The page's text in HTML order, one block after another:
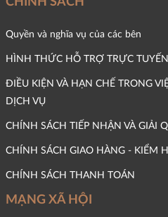
Quyền và nghĩa vụ của các bên
HÌNH THỨC HỖ TRỢ TRỰC TUYẾN
ĐIỀU KIỆN VÀ HẠN CHẾ TRONG
DỊCH VỤ
CHÍNH SÁCH TIẾP NHẬN VÀ GIẢI
CHÍNH SÁCH GIAO HÀNG - KIỂM
CHÍNH SÁCH THANH TOÁN
MẠNG XÃ HỘI